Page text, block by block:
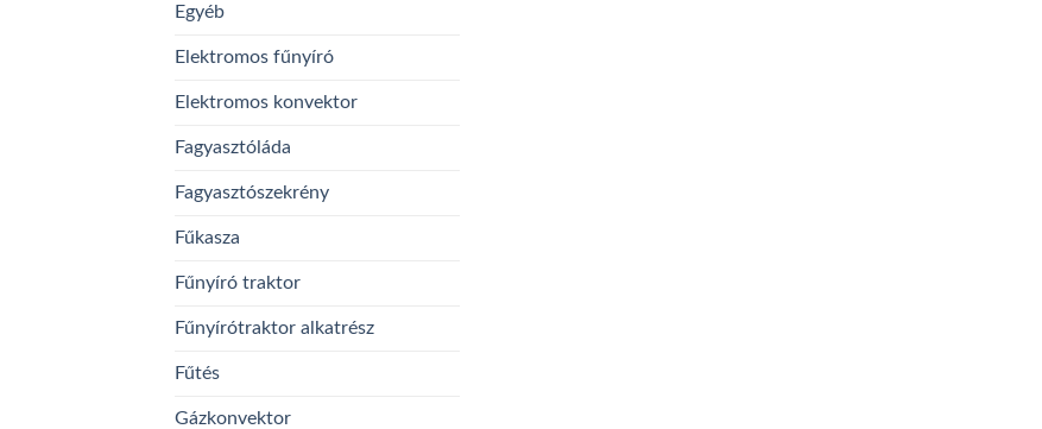
Egyéb
Elektromos fűnyíró
Elektromos konvektor
Fagyasztóláda
Fagyasztószekrény
Fűkasza
Fűnyíró traktor
Fűnyírótraktor alkatrész
Fűtés
Gázkonvektor